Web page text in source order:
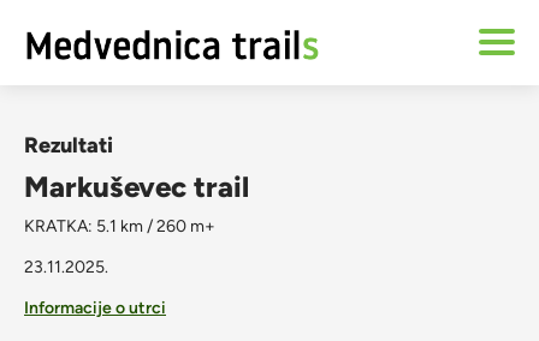
Rezultati
Markuševec trail
KRATKA: 5.1 km / 260 m+
23.11.2025.
Informacije o utrci